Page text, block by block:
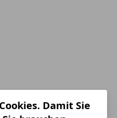
Damit Sie